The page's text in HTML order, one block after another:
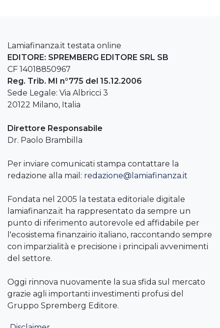
Lamiafinanza.it testata online
EDITORE: SPREMBERG EDITORE SRL SB
CF 14018850967
Reg. Trib. MI n°775 del 15.12.2006
Sede Legale: Via Albricci 3
20122 Milano, Italia
Direttore Responsabile
Dr. Paolo Brambilla
Per inviare comunicati stampa contattare la
redazione alla mail: redazione@lamiafinanza.it
Fondata nel 2005 la testata editoriale digitale
lamiafinanza.it ha rappresentato da sempre un
punto di riferimento autorevole ed affidabile per
l'ecosistema finanzairio italiano, raccontando sempre
con imparzialità e precisione i principali avvenimenti
del settore.
Oggi rinnova nuovamente la sua sfida sul mercato
grazie agli importanti investimenti profusi del
Gruppo Spremberg Editore.